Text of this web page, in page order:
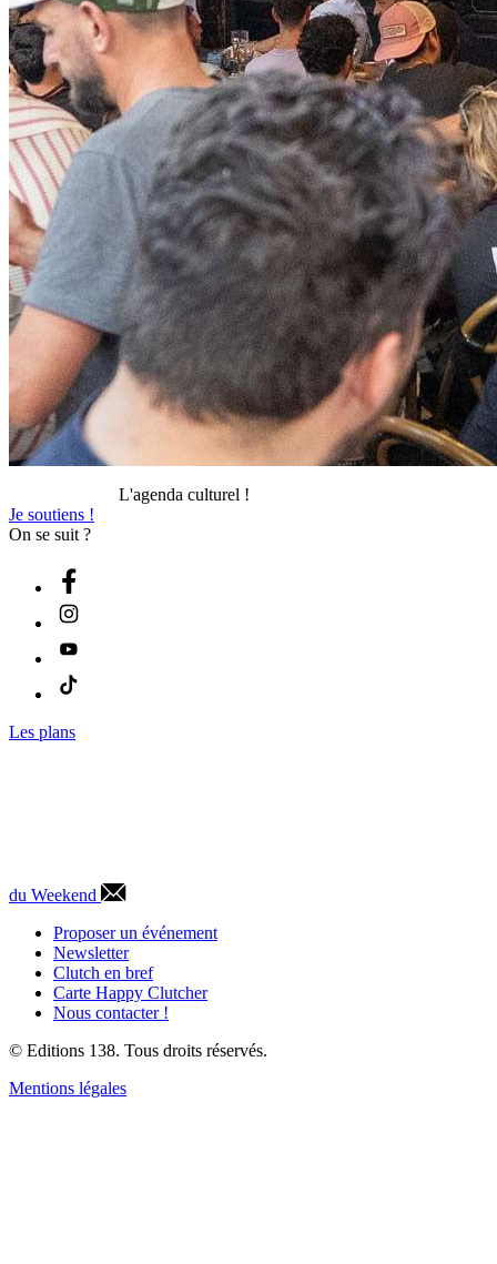
L'agenda culturel !
Je soutiens !
On se suit ?
Les plans
du Weekend
Proposer un événement
Newsletter
Clutch en bref
Carte Happy Clutcher
Nous contacter !
© Editions 138. Tous droits réservés.
Mentions légales